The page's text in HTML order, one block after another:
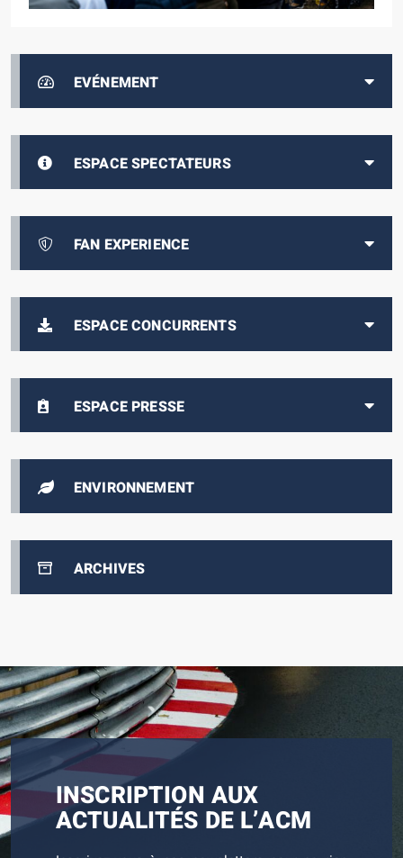
EVÉNEMENT
ESPACE SPECTATEURS
FAN EXPERIENCE
ESPACE CONCURRENTS
ESPACE PRESSE
ENVIRONNEMENT
ARCHIVES
INSCRIPTION AUX
ACTUALITÉS DE L’ACM